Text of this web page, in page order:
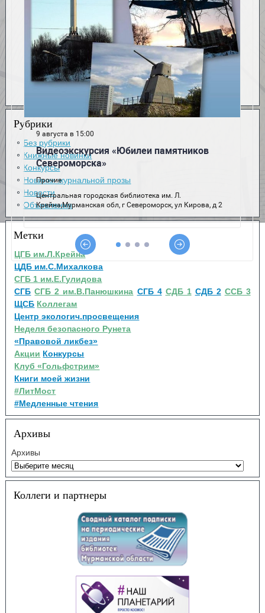
Рубрики
Без рубрики
Книжные новинки
Конкурсы
Новинки журнальной прозы
Новости
Объявления
Метки
ЦГБ им.Л.Крейна
ЦДБ им.С.Михалкова
СГБ 1 им.Е.Гулидова
СГБ СГБ 2 им.В.Панюшкина СГБ 4 СДБ 1 СДБ 2 ССБ 3
ЩСБ Коллегам
Центр экологич.просвещения
Неделя безопасного Рунета
«Правовой ликбез»
Акции Конкурсы
Клуб «Гольфстрим»
Книги моей жизни
#ЛитМост
#Медленные чтения
Архивы
Архивы
Коллеги и партнеры